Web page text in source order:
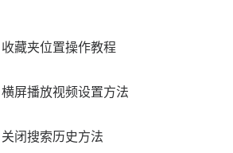
藏夹位置操作教程
屏播放视频设置方法
闭搜索历史方法